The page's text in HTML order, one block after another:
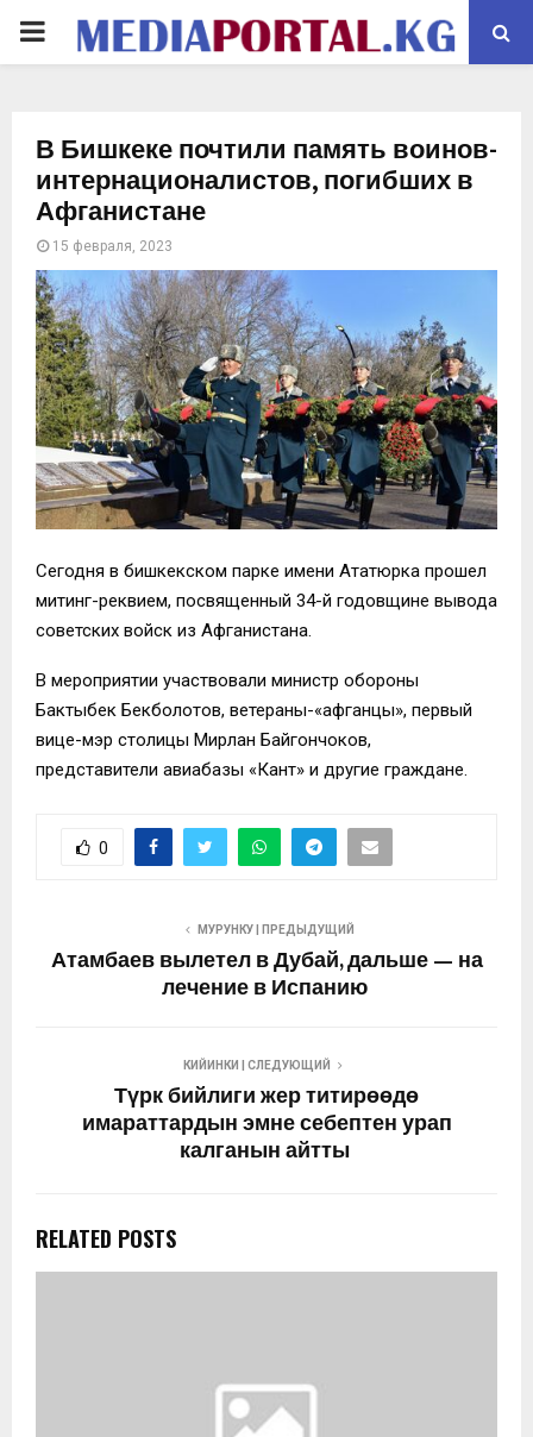
PRIMARY
В Бишкеке почтили память воинов-
интернационалистов, погибших в
Афганистане
15 февраля, 2023
Сегодня в бишкекском парке имени Ататюрка прошел
митинг-реквием, посвященный 34-й годовщине вывода
советских войск из Афганистана.
В мероприятии участвовали министр обороны
Бактыбек Бекболотов, ветераны-«афганцы», первый
вице-мэр столицы Мирлан Байгончоков,
представители авиабазы «Кант» и другие граждане.
0
МУРУНКУ | ПРЕДЫДУЩИЙ
Атамбаев вылетел в Дубай, дальше — на
лечение в Испанию
КИЙИНКИ | СЛЕДУЮЩИЙ
Түрк бийлиги жер титирөөдө
имараттардын эмне себептен урап
калганын айтты
RELATED POSTS